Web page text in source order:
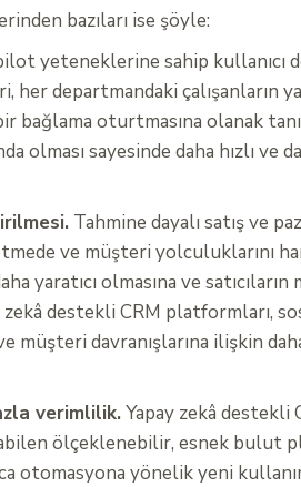
bazıları ise şöyle:
yeteneklerine sahip kullanıcı
departmandaki çalışanların
oturtmasına olanak
sayesinde daha hızlı ve
Tahmine dayalı satış ve
ve müşteri yolculuklarını
yaratıcı olmasına ve
zekâ destekli CRM platformları,
müşteri davranışlarına ilişkin
verimlilik.Yapay zekâ destekli
ölçeklenebilir, esnek bulut
yönelik yeni